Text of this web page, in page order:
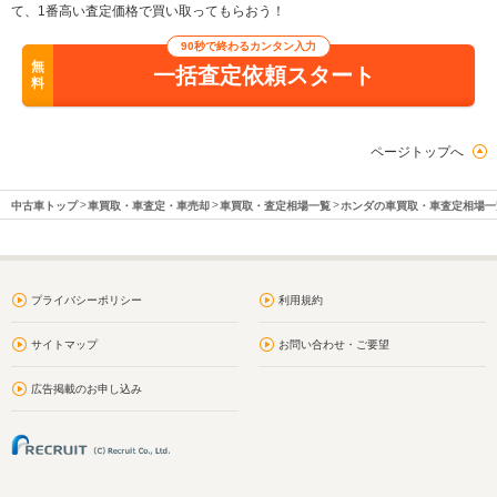
て、1番高い査定価格で買い取ってもらおう！
無
料
90秒で終わるカンタン入力
一括査定依頼スタート
ページトップへ
中古車トップ 車買取・車査定・車売却 車買取・査定相場一覧 ホンダの車買取・車査定相場
プライバシーポリシー 利用規約
サイトマップ お問い合わせ・ご要望
広告掲載のお申し込み